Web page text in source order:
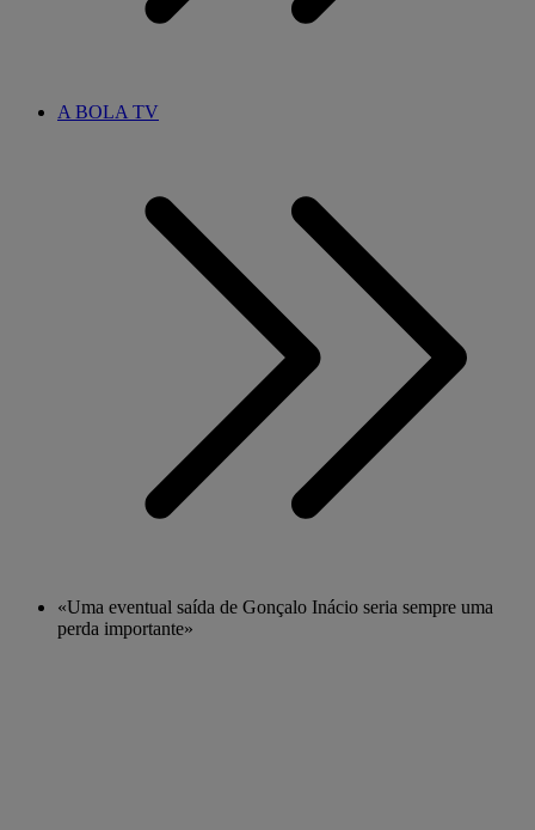
A BOLA TV
«Uma eventual saída de Gonçalo Inácio seria sempre uma
perda importante»